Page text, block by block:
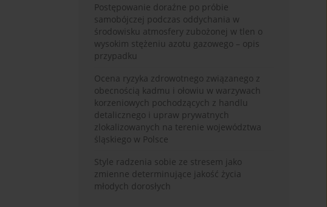
Postępowanie doraźne po próbie
samobójczej podczas oddychania w
środowisku atmosfery zubożonej w tlen o
wysokim stężeniu azotu gazowego – opis
przypadku
Ocena ryzyka zdrowotnego związanego z
obecnością kadmu i ołowiu w warzywach
korzeniowych pochodzących z handlu
detalicznego i upraw prywatnych
zlokalizowanych na terenie województwa
śląskiego w Polsce
Style radzenia sobie ze stresem jako
zmienne determinujące jakość życia
młodych dorosłych